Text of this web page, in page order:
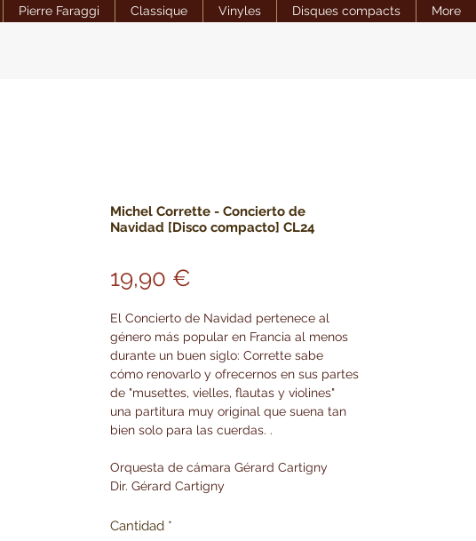
Pierre Faraggi Classique Vinyles Disques compacts More
Michel Corrette - Concierto de
Navidad [Disco compacto] CL24
19,90 €
El Concierto de Navidad pertenece al
género más popular en Francia al menos
durante un buen siglo: Corrette sabe
cómo renovarlo y ofrecernos en sus partes
de "musettes, vielles, flautas y violines"
una partitura muy original que suena tan
bien solo para las cuerdas. .
Orquesta de cámara Gérard Cartigny
Dir. Gérard Cartigny
B. Escavi, Cl. Burgos, Cl. Roger, cellos
Cantidad *